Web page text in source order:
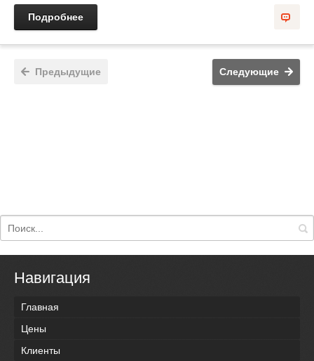
Подробнее
Предыдущие Следующие
Навигация
Главная
Цены
Клиенты